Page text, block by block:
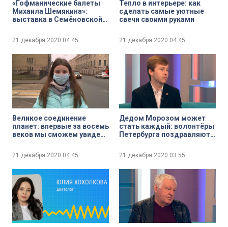
«Гофманические балеты
Михаила Шемякина»:
выставка в Семёновской
21 декабря 2020 04:45
Тепло в интерьере: как
сделать самые уютные
свечи своими руками
21 декабря 2020 04:45
Великое соединение
планет: впервые за восемь
веков мы сможем увидеть
и Юпитера
21 декабря 2020 04:45
Дедом Морозом может
стать каждый: волонтёры
Петербурга поздравляют
больниц
21 декабря 2020 03:55